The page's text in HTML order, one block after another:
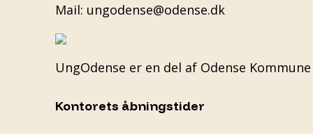
Mail: ungodense@odense.dk
UngOdense er en del af Odense Kommune
Kontorets åbningstider